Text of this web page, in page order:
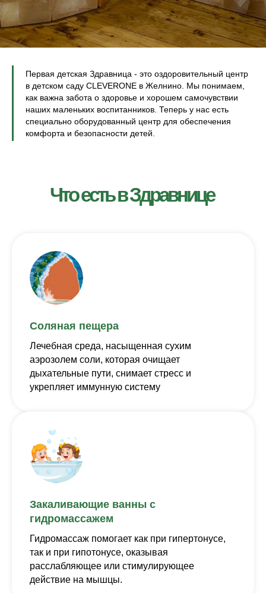
Первая детская Здравница - это оздоровительный центр
в детском саду CLEVERONE в Желнино. Мы понимаем,
как важна забота о здоровье и хорошем самочувствии
наших маленьких воспитанников. Теперь у нас есть
специально оборудованный центр для обеспечения
комфорта и безопасности детей.
Что есть в Здравнице
Соляная пещера
Лечебная среда, насыщенная сухим
аэрозолем соли, которая очищает
дыхательные пути, снимает стресс и
укрепляет иммунную систему
Закаливающие ванны с
гидромассажем
Гидромассаж помогает как при гипертонусе,
так и при гипотонусе, оказывая
расслабляющее или стимулирующее
действие на мышцы.